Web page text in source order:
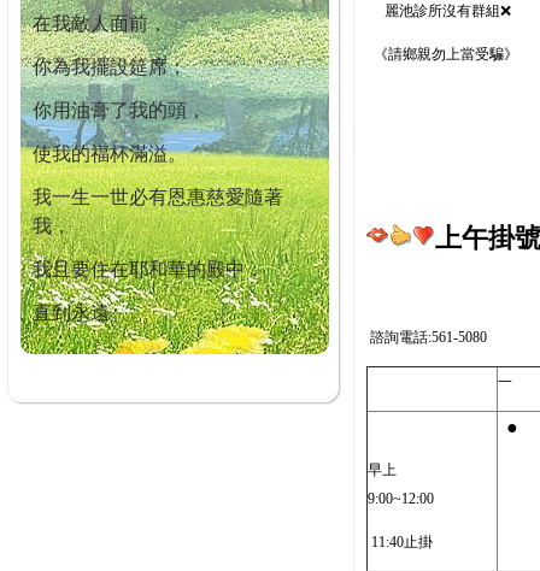
在我敵人面前，
你為我擺設筵席；
你用油膏了我的頭，
使我的福杯滿溢。
我一生一世必有恩惠慈愛隨著
我，
我且要住在耶和華的殿中，
直到永遠。
麗池診所沒有群組❌
《請鄉親勿上當受騙》
上午掛
諮詢電話:561-5080
一
早上
9:00~12:00
11:40止掛
●